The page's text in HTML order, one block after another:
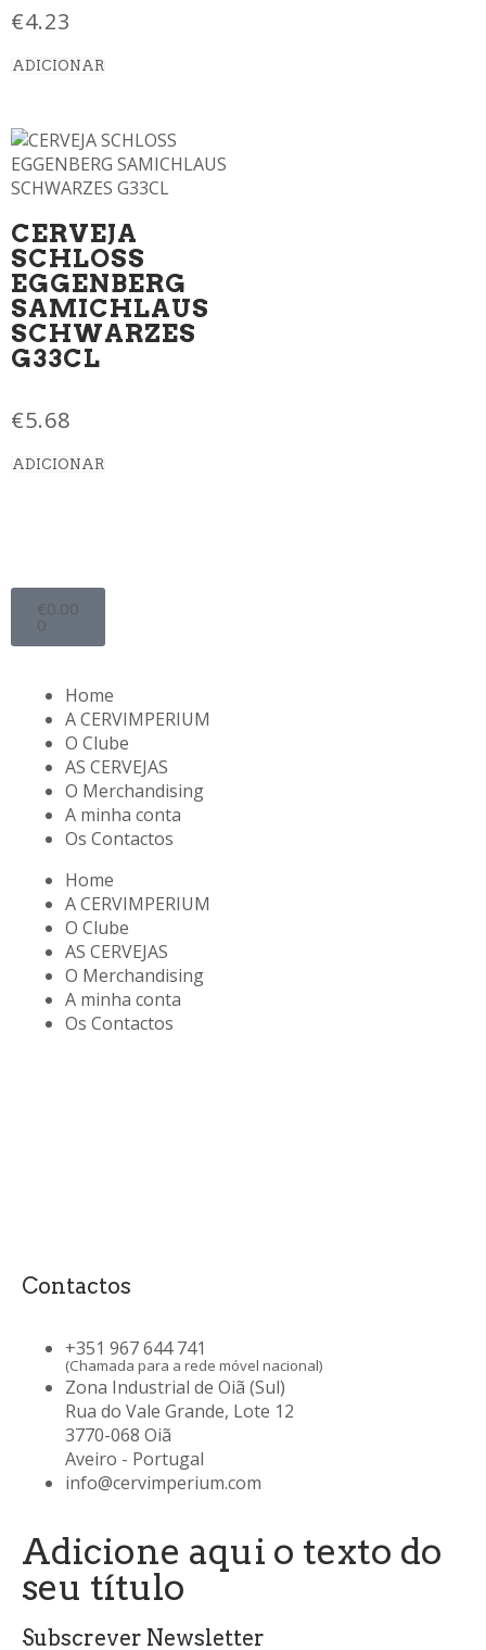
€4.23
ADICIONAR
CERVEJA
SCHLOSS
EGGENBERG
SAMICHLAUS
SCHWARZES
G33CL
€5.68
ADICIONAR
€0.00
0
Home
A CERVIMPERIUM
O Clube
AS CERVEJAS
O Merchandising
A minha conta
Os Contactos
Home
A CERVIMPERIUM
O Clube
AS CERVEJAS
O Merchandising
A minha conta
Os Contactos
Contactos
+351 967 644 741
(Chamada para a rede móvel nacional)
Zona Industrial de Oiã (Sul)
Rua do Vale Grande, Lote 12
3770-068 Oiã
Aveiro - Portugal
info@cervimperium.com
Adicione aqui o texto do
seu título
Subscrever Newsletter